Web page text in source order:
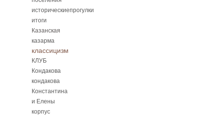
историческиепрогулки
итоги
Казанская
казарма
классицизм
КЛУБ
Кондакова
кондакова
Константина
и Елены
корпус